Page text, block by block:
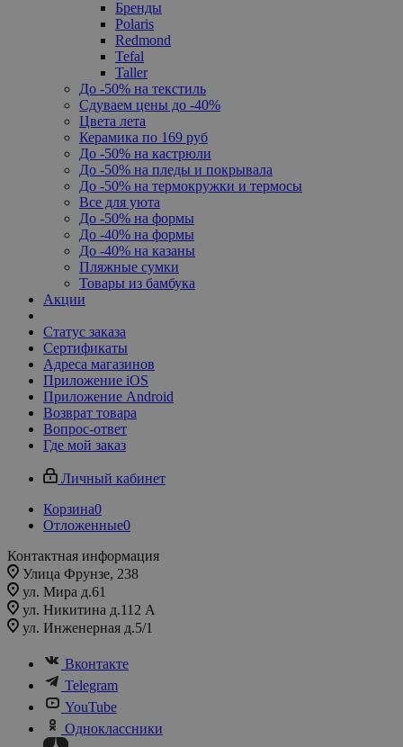
Бренды
Polaris
Redmond
Tefal
Taller
До -50% на текстиль
Сдуваем цены до -40%
Цвета лета
Керамика по 169 руб
До -50% на кастрюли
До -50% на пледы и покрывала
До -50% на термокружки и термосы
Все для уюта
До -50% на формы
До -40% на формы
До -40% на казаны
Пляжные сумки
Товары из бамбука
Акции
Статус заказа
Сертификаты
Адреса магазинов
Приложение iOS
Приложение Android
Возврат товара
Вопрос-ответ
Где мой заказ
Личный кабинет
Корзина0
Отложенные0
Контактная информация
Улица Фрунзе, 238​
ул. Мира д.61
ул. Никитина д.112 А
ул. Инженерная д.5/1
Вконтакте
Telegram
YouTube
Одноклассники